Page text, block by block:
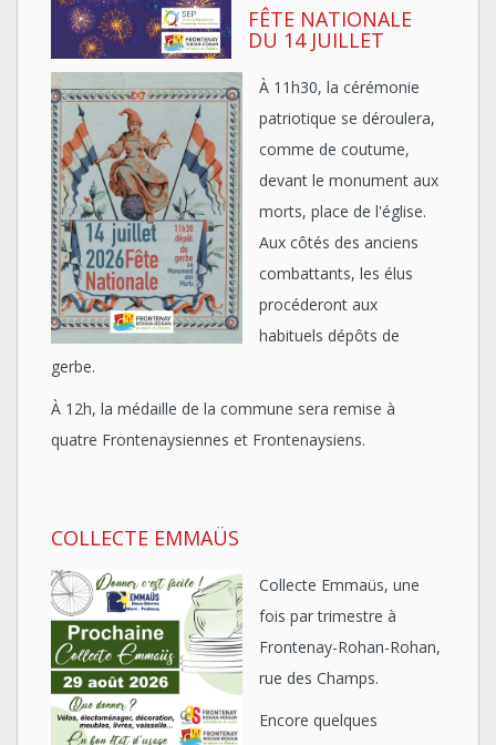
FÊTE NATIONALE
DU 14 JUILLET
À 11h30, la cérémonie
patriotique se déroulera,
comme de coutume,
devant le monument aux
morts, place de l'église.
Aux côtés des anciens
combattants, les élus
procéderont aux
habituels dépôts de
gerbe.
À 12h, la médaille de la commune sera remise à
quatre Frontenaysiennes et Frontenaysiens.
COLLECTE EMMAÜS
Collecte Emmaüs, une
fois par trimestre à
Frontenay-Rohan-Rohan,
rue des Champs.
Encore quelques